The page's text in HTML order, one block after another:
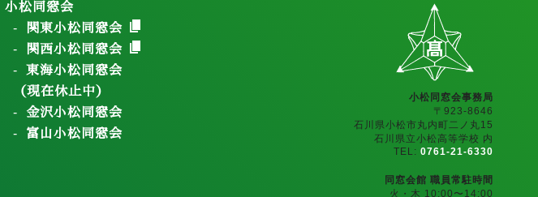
小松同窓会
関東小松同窓会
関西小松同窓会
東海小松同窓会
（現在休止中）
金沢小松同窓会
富山小松同窓会
小松同窓会事務局
〒923-8646
石川県小松市丸内町二ノ丸15
石川県立小松高等学校 内
TEL: 0761-21-6330
同窓会館 職員常駐時間
火・木 10:00〜14:00